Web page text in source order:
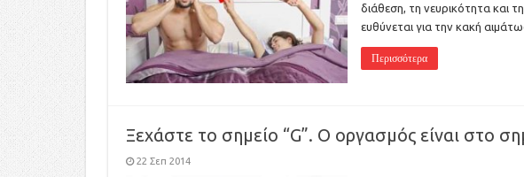
διάθεση, τη νευρικότητα και
ευθύνεται για την κακή
Περισσότερα
Ξεχάστε το σημείο “G”. Ο οργασμός είναι στο
22 Σεπ 2014